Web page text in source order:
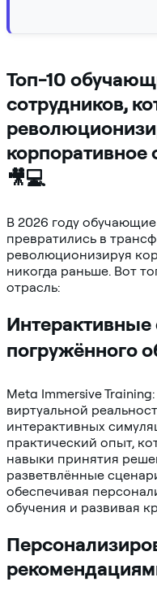
Топ-10
сотрудников,
корпоративное
🎥💻
В 2026 году
превратились в
революционизируя
никогда раньше. Вот
отрасль:
погружённого
Meta Immersive
виртуальной
интерактивных
практический опыт,
навыки принятия
разветвлённые
обеспечивая
обучения и развивая